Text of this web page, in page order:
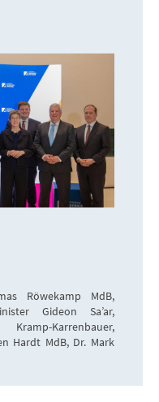
Röwekamp MdB,
Gideon Sa’ar,
Karrenbauer,
Hardt MdB, Dr. Mark